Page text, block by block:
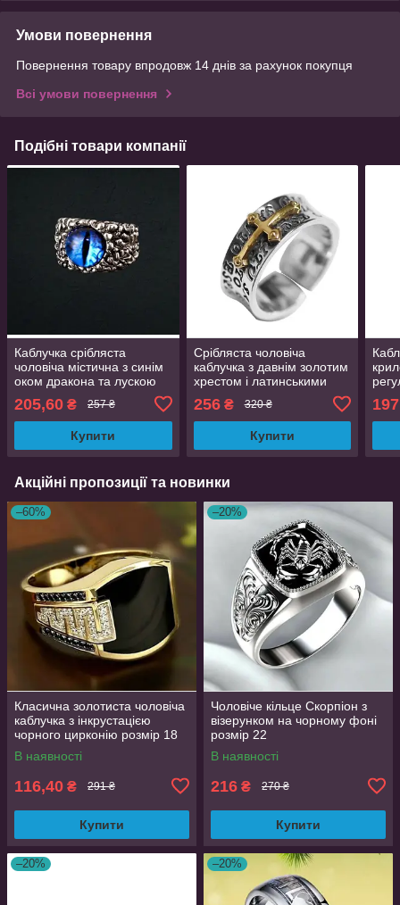
Умови повернення
Повернення товару впродовж 14 днів за рахунок покупця
Всі умови повернення
Подібні товари компанії
Каблучка срібляста
чоловіча містична з синім
оком дракона та лускою
AurumLux017
205,60 ₴ 257 ₴
Купити
Срібляста чоловіча
каблучка з давнім золотим
хрестом і латинськими
написами регульований
розмір AurumLux5269
256₴ 320 ₴
Купити
Акційні пропозиції та новинки
–60%
Класична золотиста чоловіча
каблучка з інкрустацією
чорного цирконію розмір 18
AurumLux193
В наявності
116,40 ₴ 291 ₴
Купити
–20%
Чоловіче кільце Скорпіон з
візерунком на чорному фоні
розмір 22
В наявності
216 ₴ 270 ₴
Купити
–20% –20%